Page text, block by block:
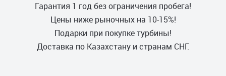
Гарантия 1 год без ограничения пробега!
Цены ниже рыночных на 10-15%!
Подарки при покупке турбины!
Доставка по Казахстану и странам СНГ.